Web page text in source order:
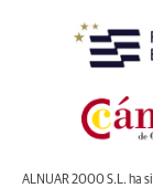
ALNUAR 2000 S.L. ha